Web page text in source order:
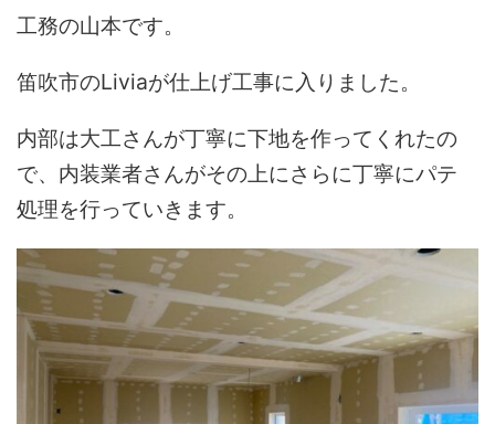
工務の山本です。
笛吹市のLiviaが仕上げ工事に入りました。
内部は大工さんが丁寧に下地を作ってくれたの
で、内装業者さんがその上にさらに丁寧にパテ
処理を行っていきます。